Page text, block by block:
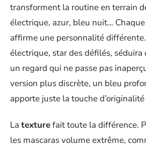
transforment la routine en terrain
électrique, azur, bleu nuit…
affirme une personnalité
électrique, star des défilés,
un regard qui ne passe pas
version plus discrète, un bleu
apporte juste la touche
La texturefait toute la différence.
les mascaras volume extrême,